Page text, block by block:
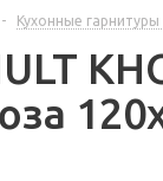
- Кухонные